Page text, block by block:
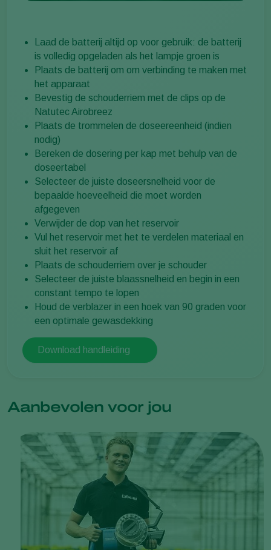
Laad de batterij altijd op voor gebruik: de batterij
is volledig opgeladen als het lampje groen is
Plaats de batterij om om verbinding te maken met
het apparaat
Bevestig de schouderriem met de clips op de
Natutec Airobreez
Plaats de trommelen de doseereenheid (indien
nodig)
Bereken de dosering per kap met behulp van de
doseertabel
Selecteer de juiste doseersnelheid voor de
bepaalde hoeveelheid die moet worden
afgegeven
Verwijder de dop van het reservoir
Vul het reservoir met het te verdelen materiaal en
sluit het reservoir af
Plaats de schouderriem over je schouder
Selecteer de juiste blaassnelheid en begin in een
constant tempo te lopen
Houd de verblazer in een hoek van 90 graden voor
een optimale gewasdekking
Download handleiding
Aanbevolen voor jou